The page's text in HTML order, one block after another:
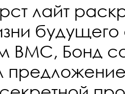
лайт
будущего
ВМС, Бонд